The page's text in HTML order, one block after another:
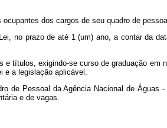
dos cargos de seu quadro de
no prazo de até 1 (um) ano, a contar da
títulos, exigindo-se curso de graduação em
e a legislação aplicável.
de Pessoal da Agência Nacional de Águas
e de vagas.